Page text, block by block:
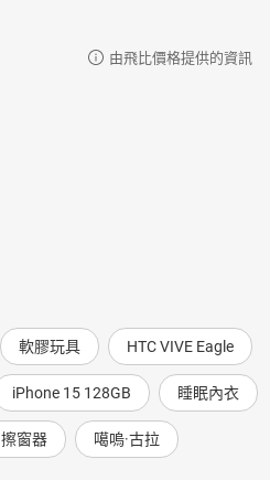
由飛比價格提供的資訊
軟膠玩具 HTC VIVE Eagle
iPhone 15 128GB 睡眠內衣
擦窗器 噶嗚·古拉